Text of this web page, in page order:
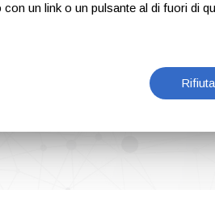
Pubblicità Blog
un link o un pulsante al di fuori di
Rifiuta